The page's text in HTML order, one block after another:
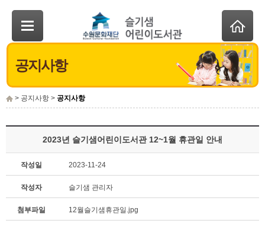
> 공지사항 > 공지사항
공지사항
2023년 슬기샘어린이도서관 12~1월 휴관일 안내
작성일 2023-11-24
작성자 슬기샘 관리자
첨부파일 12월슬기샘휴관일.jpg